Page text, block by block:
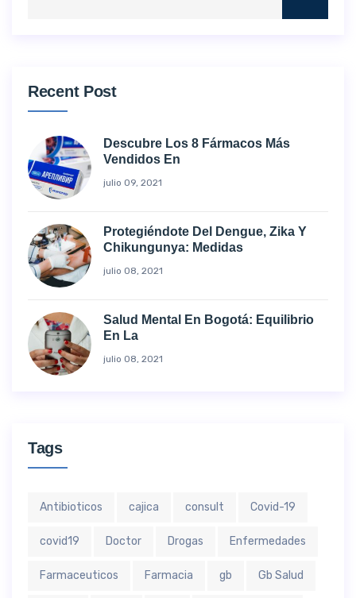
Recent Post
Descubre Los 8 Fármacos Más
Vendidos En
julio 09, 2021
Protegiéndote Del Dengue, Zika Y
Chikungunya: Medidas
julio 08, 2021
Salud Mental En Bogotá: Equilibrio
En La
julio 08, 2021
Tags
Antibioticos cajica consult Covid-19
covid19 Doctor Drogas Enfermedades
Farmaceuticos Farmacia gb Gb Salud